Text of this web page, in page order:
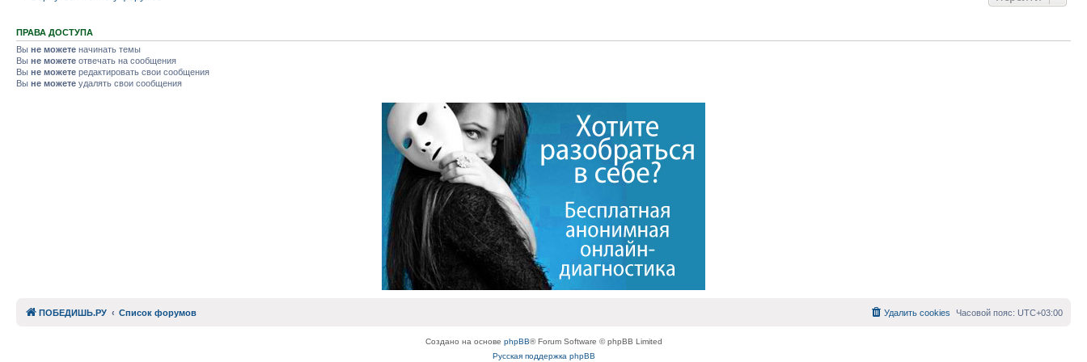
ПРАВА ДОСТУПА
Вы не можете начинать темы
Вы не можете отвечать на сообщения
Вы не можете редактировать свои сообщения
Вы не можете удалять свои сообщения
ПОБЕДИШЬ.РУ Список форумов Часовой пояс: UTC+03:00
Удалить cookies
Создано на основе phpBB® Forum Software © phpBB Limited
Русская поддержка phpBB